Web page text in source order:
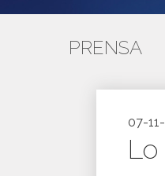
PRENSA
07-